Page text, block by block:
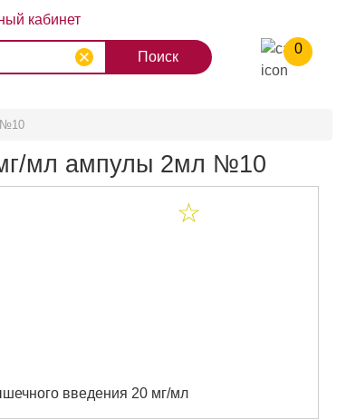
кабинет
0
10
№10
мл ампулы 2мл №10
введения 20 мг/мл